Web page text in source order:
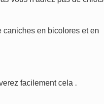
caniches en bicolores et en
facilement cela .